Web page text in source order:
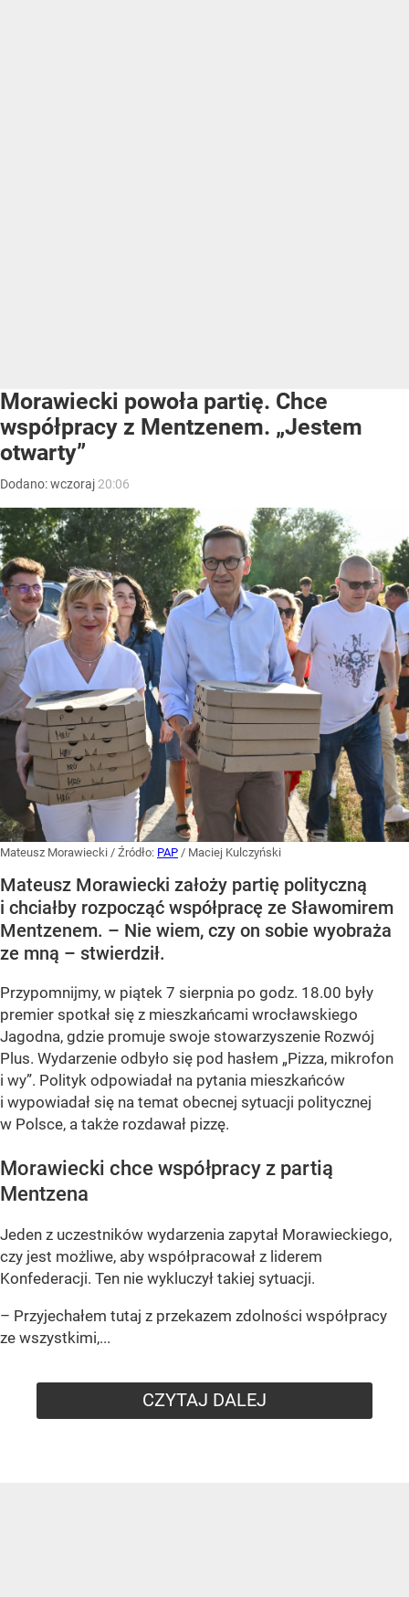
Morawiecki powoła partię. Chce
współpracy z Mentzenem. „Jestem
otwarty”
Dodano:wczoraj 20:06
Mateusz Morawiecki / Źródło: PAP / Maciej Kulczyński
Mateusz Morawiecki założy partię polityczną
i chciałby rozpocząć współpracę ze Sławomirem
Mentzenem. – Nie wiem, czy on sobie wyobraża
ze mną – stwierdził.
Przypomnijmy, w piątek 7 sierpnia po godz. 18.00 były
premier spotkał się z mieszkańcami wrocławskiego
Jagodna, gdzie promuje swoje stowarzyszenie Rozwój
Plus. Wydarzenie odbyło się pod hasłem „Pizza, mikrofon
i wy”. Polityk odpowiadał na pytania mieszkańców
i wypowiadał się na temat obecnej sytuacji politycznej
w Polsce, a także rozdawał pizzę.
Morawiecki chce współpracy z partią
Mentzena
Jeden z uczestników wydarzenia zapytał Morawieckiego,
czy jest możliwe, aby współpracował z liderem
Konfederacji. Ten nie wykluczył takiej sytuacji.
– Przyjechałem tutaj z przekazem zdolności współpracy
ze wszystkimi,...
CZYTAJ DALEJ